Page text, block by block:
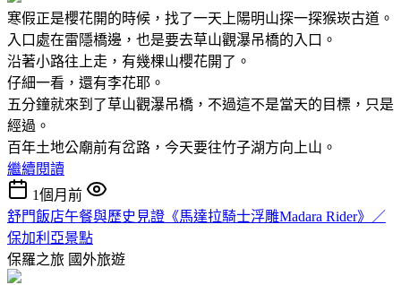
寒假正是櫻花開的時候，找了一天上陽明山探一探猴崁古道。
入口處在雷隱橋邊，也是要去草山觀瀑吊橋的入口。
沿著小路往上走，有幾棵山櫻花開了。
仔細一看，還有李花耶。
五分鐘就來到了草山觀瀑吊橋，不過這不是當天的目標，只是
經過。
百年土地公廟前有岔路，今天要往竹子湖方向上山。
繼續閱讀
1個月前
舒門飯店午餐與歷史見證《馬達拉騎士浮雕Madara Rider》／
保加利亞景點
保羅之旅 國外旅遊